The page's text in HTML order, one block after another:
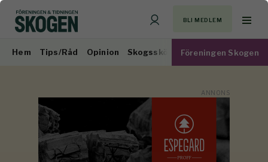
BLI MEDLEM
Hem Tips/Råd Opinion Skogsskötsel Virkesmarknad
Föreningen Skogen